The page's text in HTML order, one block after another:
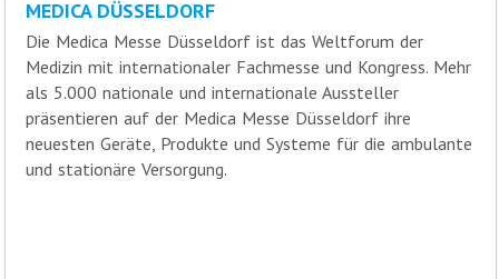
MEDICA DÜSSELDORF
Die Medica Messe Düsseldorf ist das Weltforum der
Medizin mit internationaler Fachmesse und Kongress. Mehr
als 5.000 nationale und internationale Aussteller
präsentieren auf der Medica Messe Düsseldorf ihre
neuesten Geräte, Produkte und Systeme für die ambulante
und stationäre Versorgung.